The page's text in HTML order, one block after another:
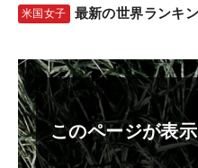
米国女子 最新の世界ランキ
このページが表